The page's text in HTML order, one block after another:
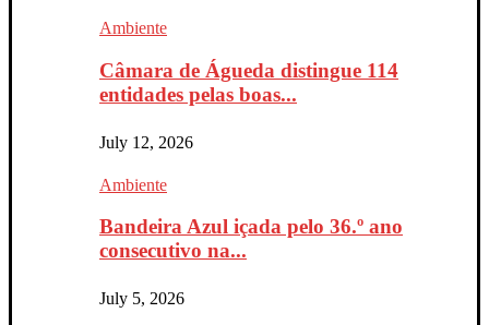
Ambiente
Câmara de Águeda distingue 114
entidades pelas boas...
July 12, 2026
Ambiente
Bandeira Azul içada pelo 36.º ano
consecutivo na...
July 5, 2026